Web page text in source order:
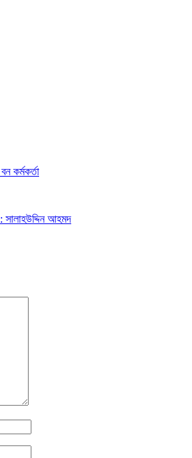
কর্মকর্তা
সালাহউদ্দিন আহমদ